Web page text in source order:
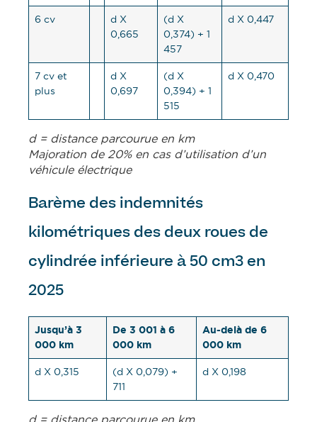
6 cv
d X
0,665
(d X
0,374) + 1
457
d X 0,447
7 cv et
plus
d X
0,697
(d X
0,394) + 1
515
d X 0,470
d = distance parcourue en km
Majoration de 20% en cas d’utilisation d’un
véhicule électrique
Barème des indemnités
kilométriques des deux roues de
cylindrée inférieure à 50 cm3 en
2025
Jusqu’à 3
000 km
De 3 001 à 6
000 km
Au-delà de 6
000 km
d X 0,315
(d X 0,079) +
711
d X 0,198